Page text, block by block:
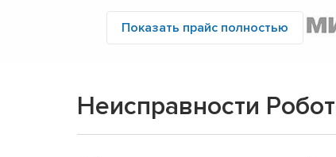
Показать прайс полностью
Неисправности